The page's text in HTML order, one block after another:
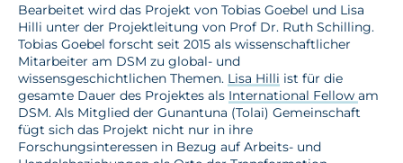
Bearbeitet wird das Projekt von Tobias Goebel und Lisa
Hilli unter der Projektleitung von Prof Dr. Ruth Schilling.
Tobias Goebel forscht seit 2015 als wissenschaftlicher
Mitarbeiter am DSM zu global- und
wissensgeschichtlichen Themen. Lisa Hilli ist für die
gesamte Dauer des Projektes als International Fellow am
DSM. Als Mitglied der Gunantuna (Tolai) Gemeinschaft
fügt sich das Projekt nicht nur in ihre
Forschungsinteressen in Bezug auf Arbeits- und